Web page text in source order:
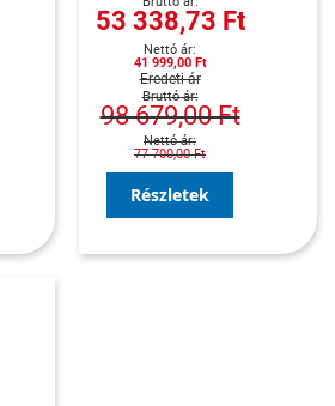
53 338,73 Ft
41 999,00 Ft
Eredeti ár
98 679,00 Ft
77 700,00 Ft
Részletek